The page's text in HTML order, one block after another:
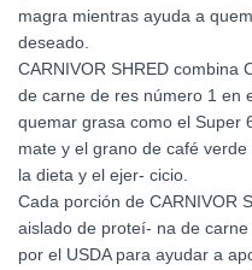
magra mientras ayuda a
deseado.
CARNIVOR SHRED combina
de carne de res número 1 en
quemar grasa como el Super
mate y el grano de café
la dieta y el ejer- cicio.
Cada porción de CARNIVOR
aislado de proteí- na de
por el USDA para ayudar a